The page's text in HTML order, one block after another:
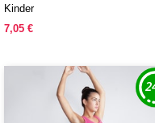
Kinder
7,05 €